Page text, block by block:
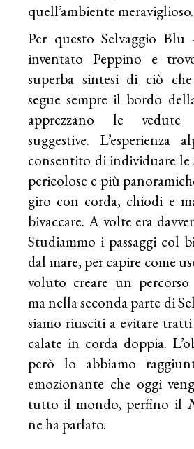
quell’ambiente meraviglioso.
Per questo Selvaggio
inventato Peppino e
superba sintesi di ciò
segue sempre il bordo
apprezzano le
suggestive. L’esperienza
consentito di individuare
pericolose e più
giro con corda, chiodi e
bivaccare. A volte era
Studiammo i passaggi col
dal mare, per capire come
voluto creare un percorso
ma nella seconda parte di
siamo riusciti a evitare tratti
calate in corda doppia.
però lo abbiamo
emozionante che oggi
tutto il mondo, perfino il
ne ha parlato.